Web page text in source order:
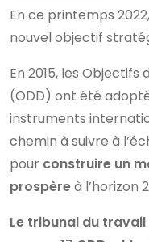
En ce printemps
nouvel objectif
En 2015, les
(ODD) ont été
instruments
chemin à suivre à
pour construire un
prospèreà l’horizon
Le tribunal du